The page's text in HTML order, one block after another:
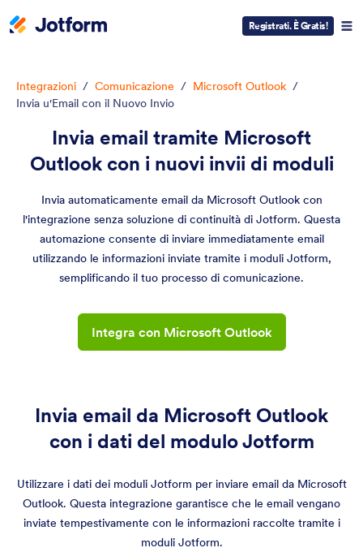
Registrati. È Gratis!
Integrazioni / Comunicazione / Microsoft Outlook /
Invia u'Email con il Nuovo Invio
Invia email tramite Microsoft
Outlook con i nuovi invii di moduli
Invia automaticamente email da Microsoft Outlook con
l'integrazione senza soluzione di continuità di Jotform. Questa
automazione consente di inviare immediatamente email
utilizzando le informazioni inviate tramite i moduli Jotform,
semplificando il tuo processo di comunicazione.
Integra con Microsoft Outlook
Invia email da Microsoft Outlook
con i dati del modulo Jotform
Utilizzare i dati dei moduli Jotform per inviare email da Microsoft
Outlook. Questa integrazione garantisce che le email vengano
inviate tempestivamente con le informazioni raccolte tramite i
moduli Jotform.